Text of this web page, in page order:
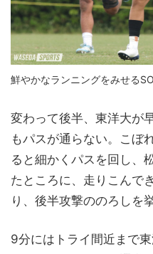
鮮やかなランニングをみせる
変わって後半、東洋大が
もパスが通らない。こぼ
ると細かくパスを回し、
たところに、走りこんで
り、後半攻撃ののろしを
9分にはトライ間近まで